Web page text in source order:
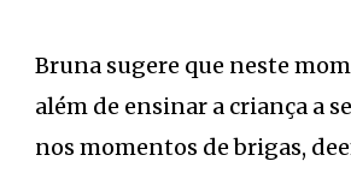
Bruna sugere que neste
além de ensinar a criança a
nos momentos de brigas,